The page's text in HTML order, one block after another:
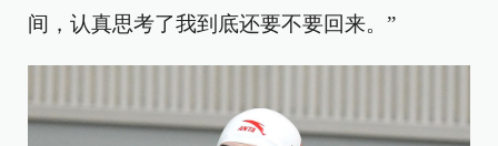
间，认真思考了我到底还要不要回来。”